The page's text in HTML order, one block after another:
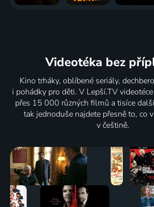
Videotéka bez
Kino trháky, oblíbené seriály,
i pohádky pro děti. V Lepší.TV
přes 15 000 různých filmů a tisíce
tak jednoduše najdete přesně to, co
v češtině.